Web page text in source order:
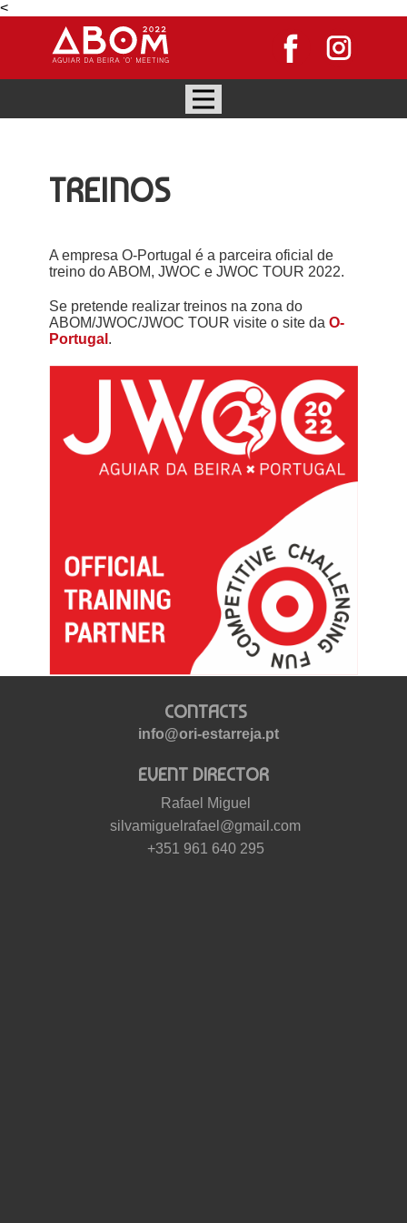
<
TREINOS
A empresa O-Portugal é a parceira oficial de
treino do ABOM, JWOC e JWOC TOUR 2022.
Se pretende realizar treinos na zona do
ABOM/JWOC/JWOC TOUR visite o site da O-
Portugal .
CONTACTS
info@ori-estarreja.pt
EVENT DIRECTOR
Rafael Miguel
silvamiguelrafael@gmail.com
+351 961 640 295